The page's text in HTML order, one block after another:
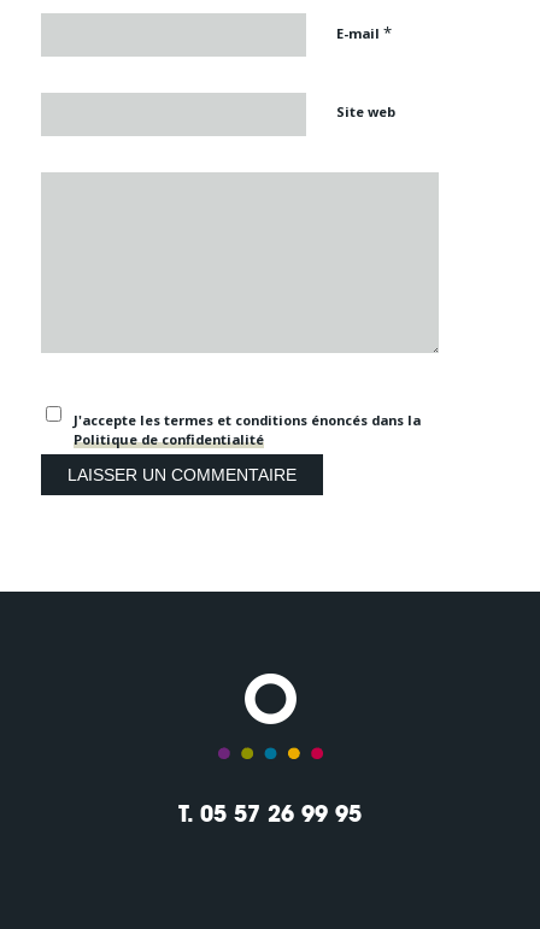
E-mail *
Site web
J'accepte les termes et conditions énoncés dans la
Politique de confidentialité
T. 05 57 26 99 95